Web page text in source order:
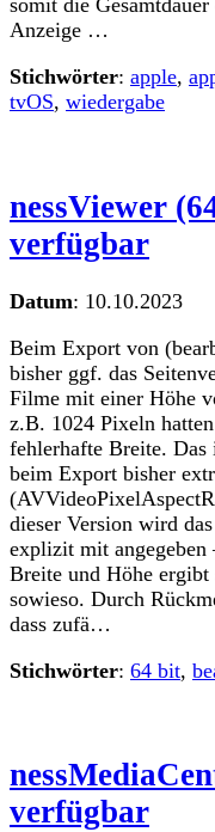
somit die
Anzeige …
Stichwörter: apple,
tvOS, wiedergabe
nessViewer
verfügbar
Datum: 10.10.2023
Beim Export von
bisher ggf. das
Filme mit einer Höhe
z.B. 1024 Pixeln
fehlerhafte Breite. Das
beim Export bisher
dieser Version wird
explizit mit angegeben
Breite und Höhe ergibt
sowieso. Durch
dass zufä…
Stichwörter: 64 bit,
verfügbar